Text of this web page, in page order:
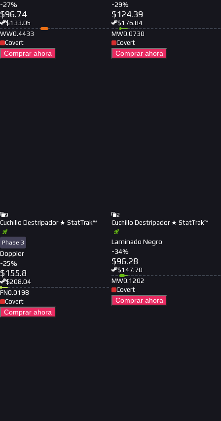
-27%
$96.74
$133.05
WW0.4433
Covert
Comprar ahora
-29%
$124.39
$176.84
MW0.0730
Covert
Comprar ahora
9
Cuchillo Destripador ★ StatTrak™
Phase 3
Doppler
-25%
$155.8
$208.04
FN0.0198
Covert
Comprar ahora
2
Cuchillo Destripador ★ StatTrak™
Laminado Negro
-34%
$96.28
$147.70
MW0.1202
Covert
Comprar ahora